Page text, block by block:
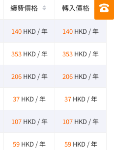
續費價格 轉入價格
140 HKD / 年 140 HKD / 年
353 HKD / 年 353 HKD / 年
206 HKD / 年 206 HKD / 年
37 HKD / 年 37 HKD / 年
107 HKD / 年 107 HKD / 年
59 HKD / 年 59 HKD / 年